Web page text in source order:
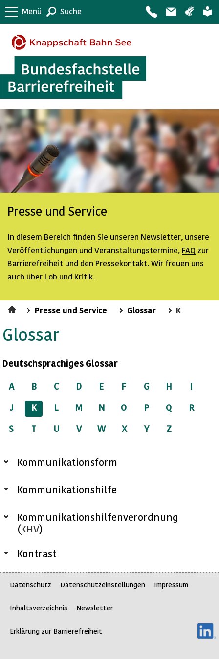
Menü Suche
Presse und Service
In diesem Bereich finden Sie unseren Newsletter, unsere
Veröffentlichungen und Veranstaltungstermine, FAQ zur
Barrierefreiheit und den Pressekontakt. Wir freuen uns
auch über Lob und Kritik.
Presse und Service Glossar K
Glossar
Deutschsprachiges Glossar
A B C D E F G H I
J K L M N O P Q R
S T U V W X Y Z
Kommunikationsform
Kommunikationshilfe
Kommunikationshilfenverordnung
(KHV)
Kontrast
Datenschutz Datenschutzeinstellungen Impressum
Inhaltsverzeichnis Newsletter
Erklärung zur Barrierefreiheit